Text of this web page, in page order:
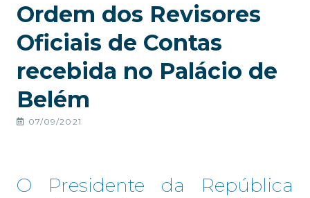
Ordem dos Revisores
Oficiais de Contas
recebida no Palácio de
Belém
07/09/2021
O Presidente da República